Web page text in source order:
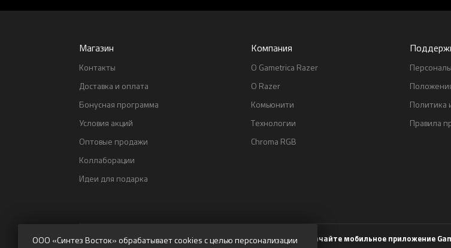
Магазин
Контакты
Доставка и оплата
Бонусная программа
Условия акций
Оптовые продажи
Коллаборации
Идеи для подарка
Компания
О Gametrica Razer
О Razer
Комьюнити
Технологии
Chroma RGB
Политика
Правила
Скачайте мобильное приложение
ООО «Синтез Восток» обрабатывает cookies с целью персонализации